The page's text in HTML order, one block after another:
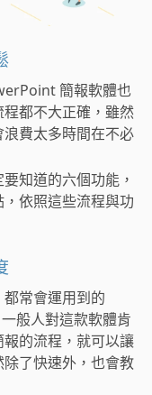
簡報軟體也
都不大正確，雖然
費太多時間在不必
知道的六個功能，
依照這些流程與功
常會運用到的
般人對這款軟體肯
的流程，就可以讓
了快速外，也會教